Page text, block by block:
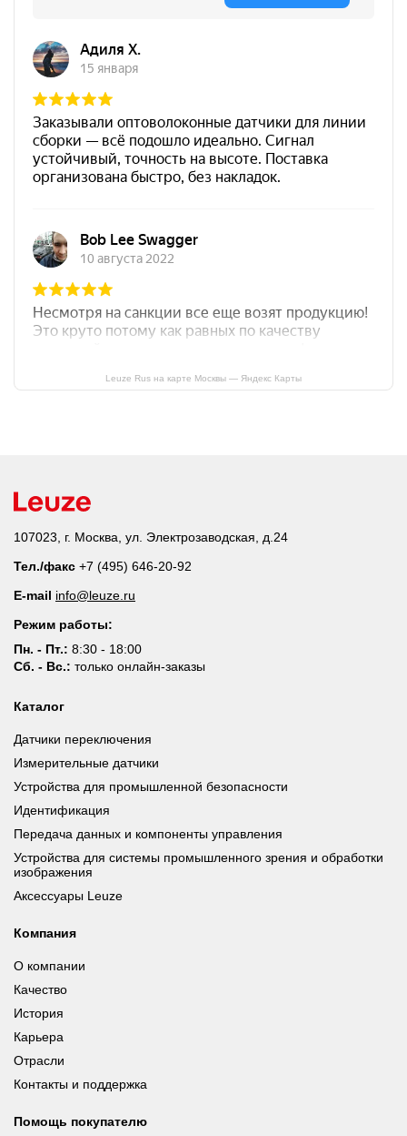
Leuze Rus на карте Москвы — Яндекс Карты
107023, г. Москва, ул. Электрозаводская, д.24
Тел./факс +7 (495) 646-20-92
E-mail info@leuze.ru
Режим работы:
Пн. - Пт.: 8:30 - 18:00
Сб. - Вс.: только онлайн-заказы
Каталог
Датчики переключения
Измерительные датчики
Устройства для промышленной безопасности
Идентификация
Передача данных и компоненты управления
Устройства для системы промышленного зрения и обработки
изображения
Аксессуары Leuze
Компания
О компании
Качество
История
Карьера
Отрасли
Контакты и поддержка
Помощь покупателю